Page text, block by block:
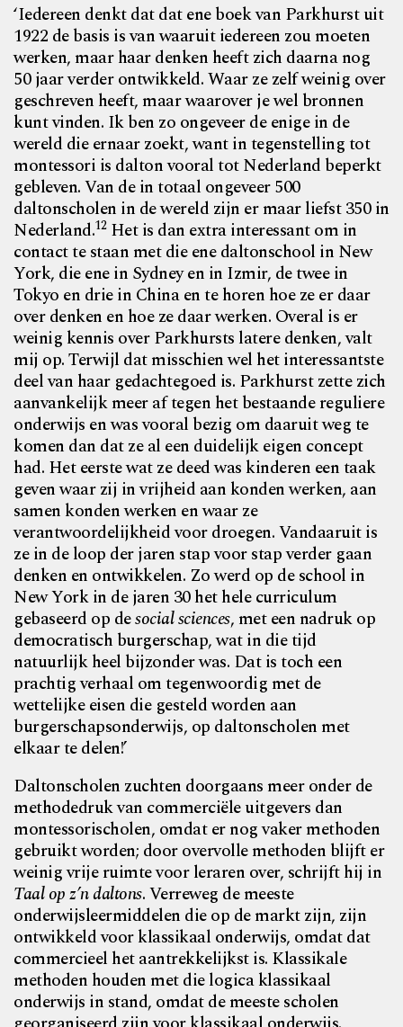
‘Iedereen denkt dat dat ene boek van Parkhurst uit
1922 de basis is van waaruit iedereen zou moeten
werken, maar haar denken heeft zich daarna nog
50 jaar verder ontwikkeld. Waar ze zelf weinig over
geschreven heeft, maar waarover je wel bronnen
kunt vinden. Ik ben zo ongeveer de enige in de
wereld die ernaar zoekt, want in tegenstelling tot
montessori is dalton vooral tot Nederland beperkt
gebleven. Van de in totaal ongeveer 500
daltonscholen in de wereld zijn er maar liefst 350 in
Nederland.12Het is dan extra interessant om in
contact te staan met die ene daltonschool in New
York, die ene in Sydney en in Izmir, de twee in
Tokyo en drie in China en te horen hoe ze er daar
over denken en hoe ze daar werken. Overal is er
weinig kennis over Parkhursts latere denken, valt
mij op. Terwijl dat misschien wel het interessantste
deel van haar gedachtegoed is. Parkhurst zette zich
aanvankelijk meer af tegen het bestaande reguliere
onderwijs en was vooral bezig om daaruit weg te
komen dan dat ze al een duidelijk eigen concept
had. Het eerste wat ze deed was kinderen een taak
geven waar zij in vrijheid aan konden werken, aan
samen konden werken en waar ze
verantwoordelijkheid voor droegen. Vandaaruit is
ze in de loop der jaren stap voor stap verder gaan
denken en ontwikkelen. Zo werd op de school in
New York in de jaren 30 het hele curriculum
gebaseerd op desocial sciences, met een nadruk op
democratisch burgerschap, wat in die tijd
natuurlijk heel bijzonder was. Dat is toch een
prachtig verhaal om tegenwoordig met de
wettelijke eisen die gesteld worden aan
burgerschapsonderwijs, op daltonscholen met
elkaar te delen!’
Daltonscholen zuchten doorgaans meer onder de
methodedruk van commerciële uitgevers dan
montessorischolen, omdat er nog vaker methoden
gebruikt worden; door overvolle methoden blijft er
weinig vrije ruimte voor leraren over, schrijft hij in
Taal op z’n daltons. Verreweg de meeste
onderwijsleermiddelen die op de markt zijn, zijn
ontwikkeld voor klassikaal onderwijs, omdat dat
commercieel het aantrekkelijkst is. Klassikale
methoden houden met die logica klassikaal
onderwijs in stand, omdat de meeste scholen